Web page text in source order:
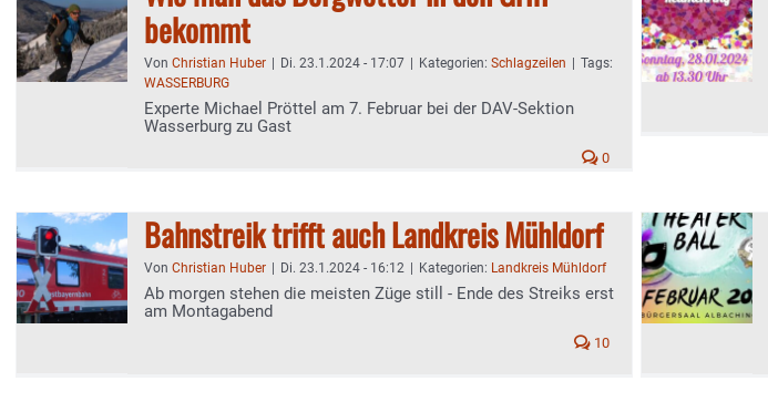
bekommt
Von Christian Huber Di. 23.1.2024 - 17:07 Kategorien: Schlagzeilen
Tags:
WASSERBURG
Experte Michael Pröttel am 7. Februar bei der DAV-Sektion
Wasserburg zu Gast
0
Bahnstreik trifft auch Landkreis Mühldorf
Von Christian Huber Di. 23.1.2024 - 16:12 Kategorien: Landkreis Mühldorf
Ab morgen stehen die meisten Züge still - Ende des Streiks erst
am Montagabend
10